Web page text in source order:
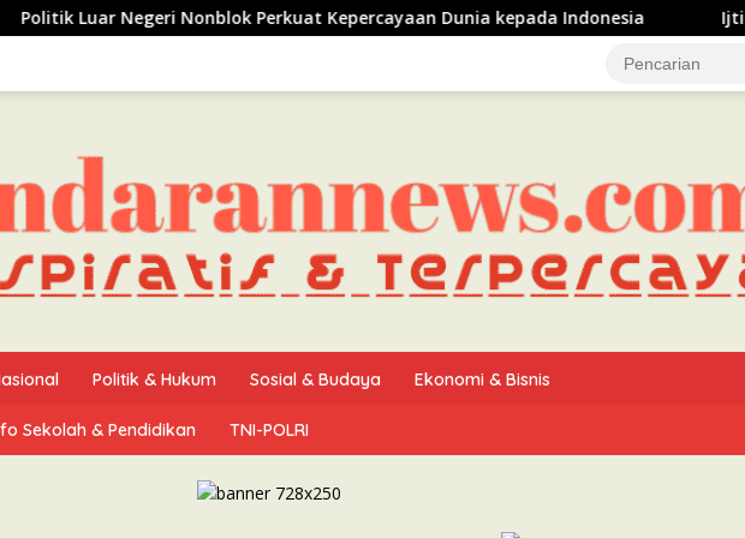
Nonblok Perkuat Kepercayaan Dunia kepada Indonesia Ijtima Ulama
Politik & Hukum Sosial & Budaya Ekonomi & Bisnis
Sekolah & Pendidikan TNI-POLRI